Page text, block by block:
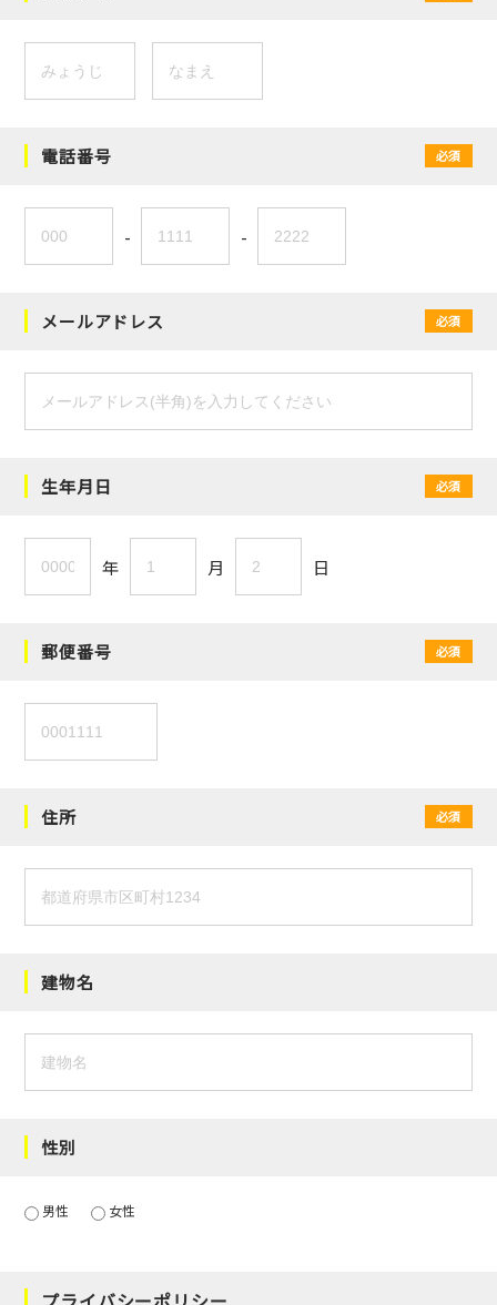
電話番号 必須
- -
メールアドレス 必須
生年月日 必須
年 月 日
郵便番号 必須
住所 必須
建物名
性別
男性 女性